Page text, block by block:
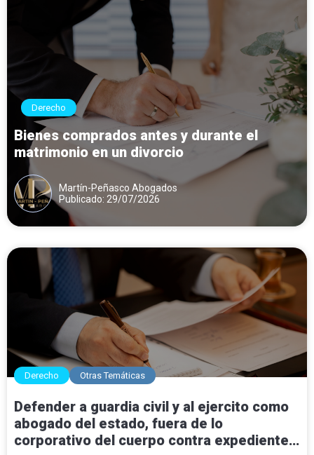
Derecho
Bienes comprados antes y durante el
matrimonio en un divorcio
Martín-Peñasco Abogados
Publicado: 29/07/2026
Derecho Otras Temáticas
Defender a guardia civil y al ejercito como
abogado del estado, fuera de lo
corporativo del cuerpo contra expedientes